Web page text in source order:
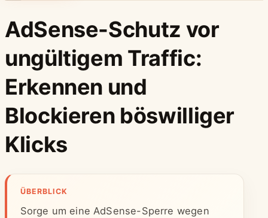
AdSense-Schutz vor
ungültigem Traffic:
Erkennen und
Blockieren böswilliger
Klicks
ÜBERBLICK
Sorge um eine AdSense-Sperre wegen